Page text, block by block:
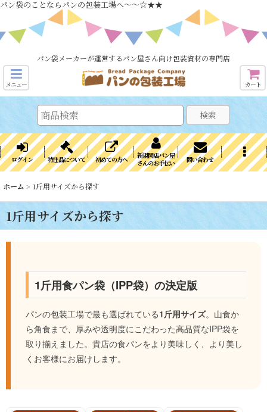
パン袋のことならパンの包装工場へ～～☆★★
パン袋メーカーが運営するパン屋さん向け包装資材の専門店
メニュー カート
検索
ログイン 特注品について 初めての方へ
新規開店パン屋
さんのお手伝い
問い合わせ
ホーム > 1斤用サイズから探す
1斤用サイズから探す
1斤用食パン袋（IPP袋）の決定版
パンの包装工場で最も選ばれている1斤用サイズ。山食か
ら角食まで、厚みや透明度にこだわった高品質なIPP袋を
取り揃えました。貴店の食パンをより美味しく、より美し
くお客様にお届けします。